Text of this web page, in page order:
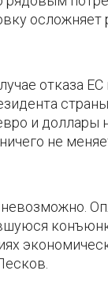
осложняет
отказа
и доллары
не
невозможно.